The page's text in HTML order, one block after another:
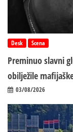
Desk Scena
Preminuo slavni
obilježile
03/08/2026